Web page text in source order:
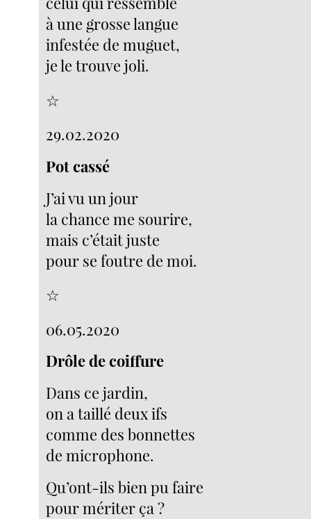
à une grosse langue
infestée de muguet,
je le trouve joli.
☆
29.02.2020
Pot cassé
J’ai vu un jour
la chance me sourire,
mais c’était juste
pour se foutre de moi.
☆
06.05.2020
Drôle de coiffure
Dans ce jardin,
on a taillé deux ifs
comme des bonnettes
de microphone.
Qu’ont-ils bien pu faire
pour mériter ça ?